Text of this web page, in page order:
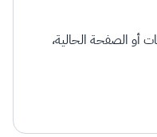
أو الصفحة الحالية،